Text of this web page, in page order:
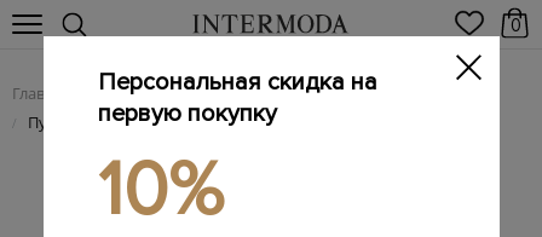
0
Главная Мужчинам / Одежда / Пуховики
/ Пуховая куртка из гладкого влагозащитного нейлона
Персональная скидка на
первую покупку
10%